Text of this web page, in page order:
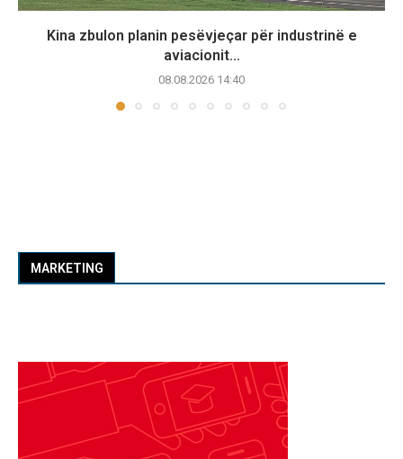
Kina zbulon planin pesëvjeçar për industrinë e
aviacionit...
08.08.2026 14:40
MARKETING